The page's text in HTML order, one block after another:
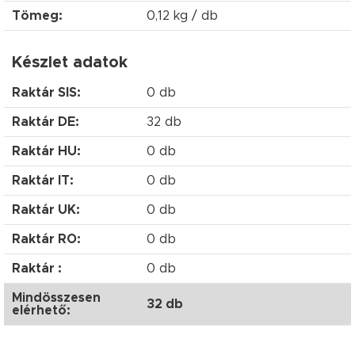
Tömeg: 0,12 kg / db
Készlet adatok
Raktár SIS: 0 db
Raktár DE: 32 db
Raktár HU: 0 db
Raktár IT: 0 db
Raktár UK: 0 db
Raktár RO: 0 db
Raktár : 0 db
Mindösszesen
elérhető:
32 db